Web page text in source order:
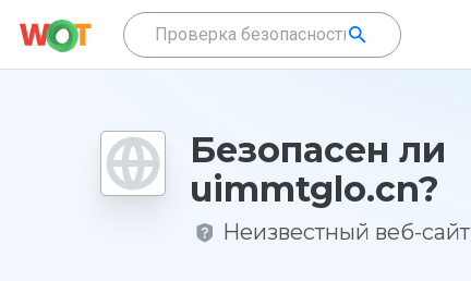
Безопасен ли
uimmtglo.cn?
Неизвестный веб-сайт